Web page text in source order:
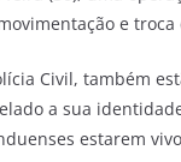
e
Civil, também
a sua
estarem